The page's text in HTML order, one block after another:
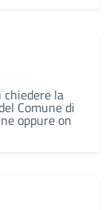
chiedere la
Comune di
oppure on